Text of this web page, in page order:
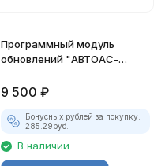
Программный модуль
обновлений "АВТОАС-
9 500 ₽
Бонусных рублей за покупку:
285.29руб.
В наличии